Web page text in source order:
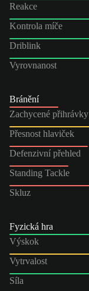
Reakce
Kontrola míče
Driblink
Vyrovnanost
Bránění
Zachycené přihrávky
Přesnost hlaviček
Defenzivní přehled
Standing Tackle
Skluz
Fyzická hra
Výskok
Vytrvalost
Síla